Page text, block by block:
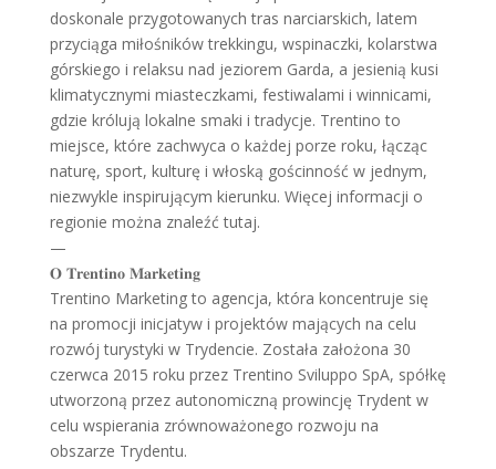
doskonale przygotowanych tras narciarskich, latem
przyciąga miłośników trekkingu, wspinaczki, kolarstwa
górskiego i relaksu nad jeziorem Garda, a jesienią kusi
klimatycznymi miasteczkami, festiwalami i winnicami,
gdzie królują lokalne smaki i tradycje. Trentino to
miejsce, które zachwyca o każdej porze roku, łącząc
naturę, sport, kulturę i włoską gościnność w jednym,
niezwykle inspirującym kierunku. Więcej informacji o
regionie można znaleźć tutaj.
—
𝐎 𝐓𝐫𝐞𝐧𝐭𝐢𝐧𝐨 𝐌𝐚𝐫𝐤𝐞𝐭𝐢𝐧𝐠
Trentino Marketing to agencja, która koncentruje się
na promocji inicjatyw i projektów mających na celu
rozwój turystyki w Trydencie. Została założona 30
czerwca 2015 roku przez Trentino Sviluppo SpA, spółkę
utworzoną przez autonomiczną prowincję Trydent w
celu wspierania zrównoważonego rozwoju na
obszarze Trydentu.